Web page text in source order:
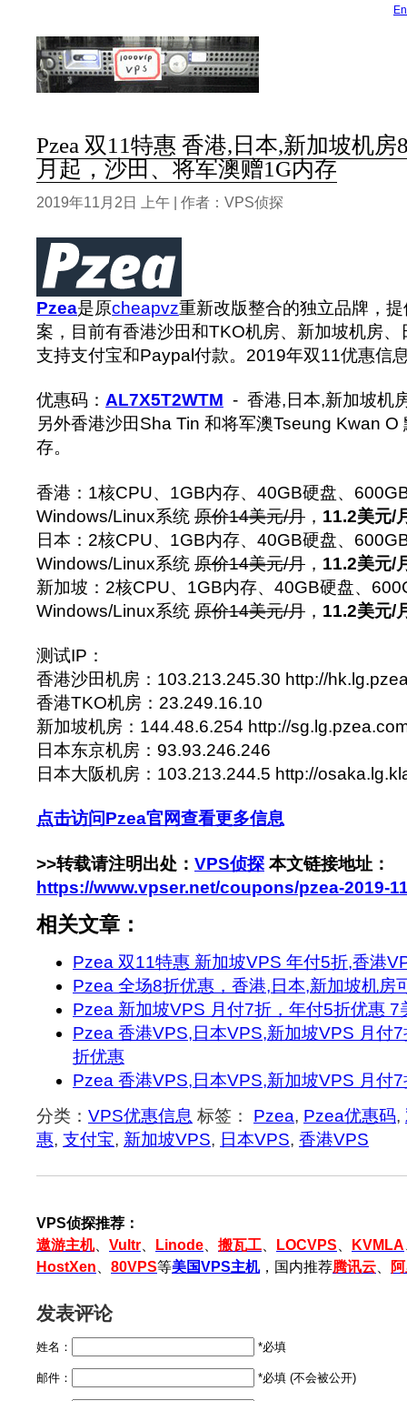
Pzea 双11特惠 香港,日本,新加坡机
月起，沙田、将军澳赠1G内存
2019年11月2日 上午 | 作者：VPS侦探
Pzea是原cheapvz重新改版整合的独立品牌，
案，目前有香港沙田和TKO机房、新加坡机房
支持支付宝和Paypal付款。2019年双11优惠信
优惠码： AL7X5T2WTM - 香港,日本,新加坡机
另外香港沙田Sha Tin 和将军澳Tseung Kwan O
存。
香港：1核CPU、1GB内存、40GB硬盘、
Windows/Linux系统 原价14美元/月 ， 11.2美元/
日本：2核CPU、1GB内存、40GB硬盘、
Windows/Linux系统 原价14美元/月 ， 11.2美元/
新加坡：2核CPU、1GB内存、40GB硬盘、
Windows/Linux系统 原价14美元/月 ， 11.2美元/
测试IP：
香港沙田机房：103.213.245.30 http://
香港TKO机房：23.249.16.10
新加坡机房：144.48.6.254 http://
日本东京机房：93.93.246.246
日本大阪机房：103.213.244.5 http://
点击访问Pzea官网查看更多信息
>>转载请注明出处： VPS侦探 本文链接地址：
https://www.vpser.net/coupons/pzea-2019-
相关文章：
Pzea 双11特惠 新加坡VPS 年付5折,香港
Pzea 全场8折优惠，香港,日本,新加坡机房
Pzea 新加坡VPS 月付7折，年付5折优惠 7
Pzea 香港VPS,日本VPS,新加坡VPS 月付
折优惠
Pzea 香港VPS,日本VPS,新加坡VPS 月付
分类： VPS优惠信息 标签： Pzea, Pzea优惠码,
惠, 支付宝, 新加坡VPS, 日本VPS, 香港VPS
VPS侦探推荐：
遨游主机、 Vultr Linode 搬瓦工 LOCVPS KVMLA
HostXen
80VPS等美国VPS主机，国内推荐腾讯云
发表评论
姓名： *必填
邮件： *必填 (不会被公开)